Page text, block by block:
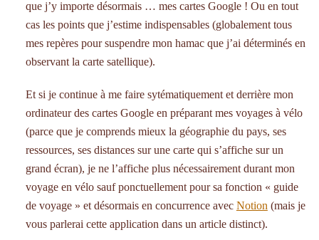
que j’y importe désormais … mes cartes Google ! Ou en tout
cas les points que j’estime indispensables (globalement tous
mes repères pour suspendre mon hamac que j’ai déterminés en
observant la carte satellique).
Et si je continue à me faire sytématiquement et derrière mon
ordinateur des cartes Google en préparant mes voyages à vélo
(parce que je comprends mieux la géographie du pays, ses
ressources, ses distances sur une carte qui s’affiche sur un
grand écran), je ne l’affiche plus nécessairement durant mon
voyage en vélo sauf ponctuellement pour sa fonction « guide
de voyage » et désormais en concurrence avec Notion (mais je
vous parlerai cette application dans un article distinct).